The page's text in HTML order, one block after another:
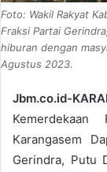
Foto: Wakil Rakyat
Fraksi Partai
hiburan dengan
Agustus 2023.
Jbm.co.id-
Karangasem
Gerindra, Putu